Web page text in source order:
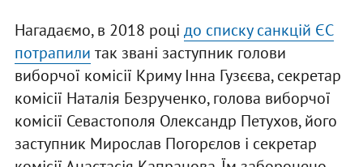
Нагадаємо, в 2018 році до списку санкцій ЄС
потрапили так звані заступник голови
виборчої комісії Криму Інна Гузєєва, секретар
комісії Наталія Безрученко, голова виборчої
комісії Севастополя Олександр Петухов, його
заступник Мирослав Погорєлов і секретар